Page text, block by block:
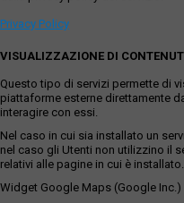
Privacy Policy
VISUALIZZAZIONE DI
Questo tipo di servizi permette di
piattaforme esterne direttamente
interagire con essi.
Nel caso in cui sia installato un
nel caso gli Utenti non utilizzino il
relativi alle pagine in cui è installato.
Widget Google Maps (Google Inc.)